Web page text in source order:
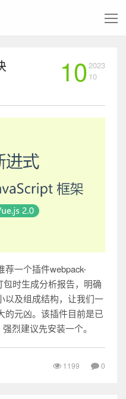
10 2023
10
荐一个插件webpack-
包时生成分析报告，明确
以及组成结构，让我们一
的元凶。该插件目前是已
烈建议先安装一个。
1199 0